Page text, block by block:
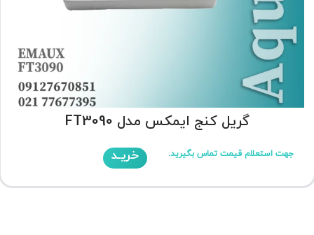
گریل کنج ایمکس مدل FT3090
جهت استعلام قیمت تماس بگیرید. خریـد